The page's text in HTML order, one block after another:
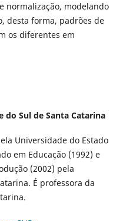
normalização, modelando
desta forma, padrões de
os diferentes em
do Sul de Santa Catarina
Universidade do Estado
em Educação (1992) e
(2002) pela
É professora da